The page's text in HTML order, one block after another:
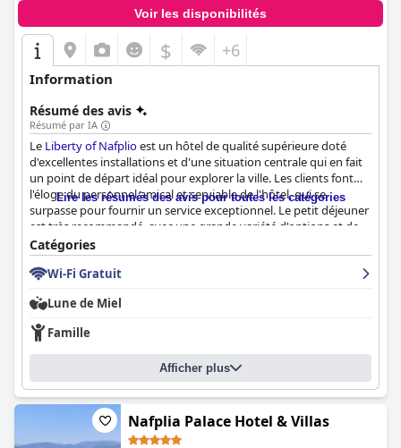
Voir les disponibilités
$ +6
Information
Résumé des avis
Résumé par IA
Le Liberty of Nafplioest un hôtel de qualité supérieure doté
d'excellentes installations et d'une situation centrale qui en fait
un point de départ idéal pour explorer la ville. Les clients font
l'éloge du personnel amical et serviable de l'hôtel, qui se
surpasse pour fournir un service exceptionnel. Le petit déjeuner
est très recommandé, avec une grande variété d'options et de
superbes vues depuis le toit-terrasse. Les chambres sont
modernes, propres et confortables, avec des touches luxueuses
comme les oreillers Coco-Mat. L'hygiène et le nettoyage de
une nuit de sommeil confortable. Bien que certains clients aient
remarqué le bruit de la rue et des vues peu intéressantes depuis
certaines chambres, l'hôtel
recommandé aux voyageurs qui recherchent un séjour
confortable et agréable à Nauplie.
Lire les résumés des avis pour toutes les catégories
Catégories
Wi-Fi Gratuit
Lune de Miel
Famille
Afficher plus
Nafplia Palace Hotel & Villas